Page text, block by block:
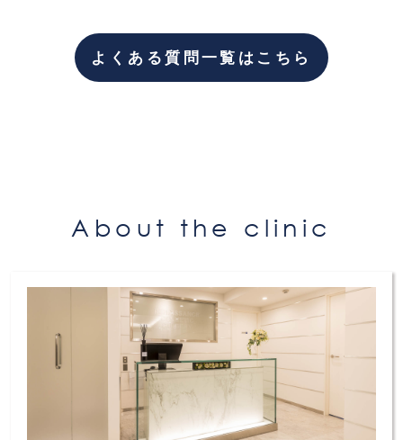
などとは異なり、一度除去を行うと再発するこ
とは通常はありません。（個人差はございま
す）
よくある質問一覧はこちら
About the clinic